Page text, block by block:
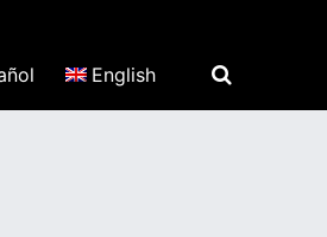
English